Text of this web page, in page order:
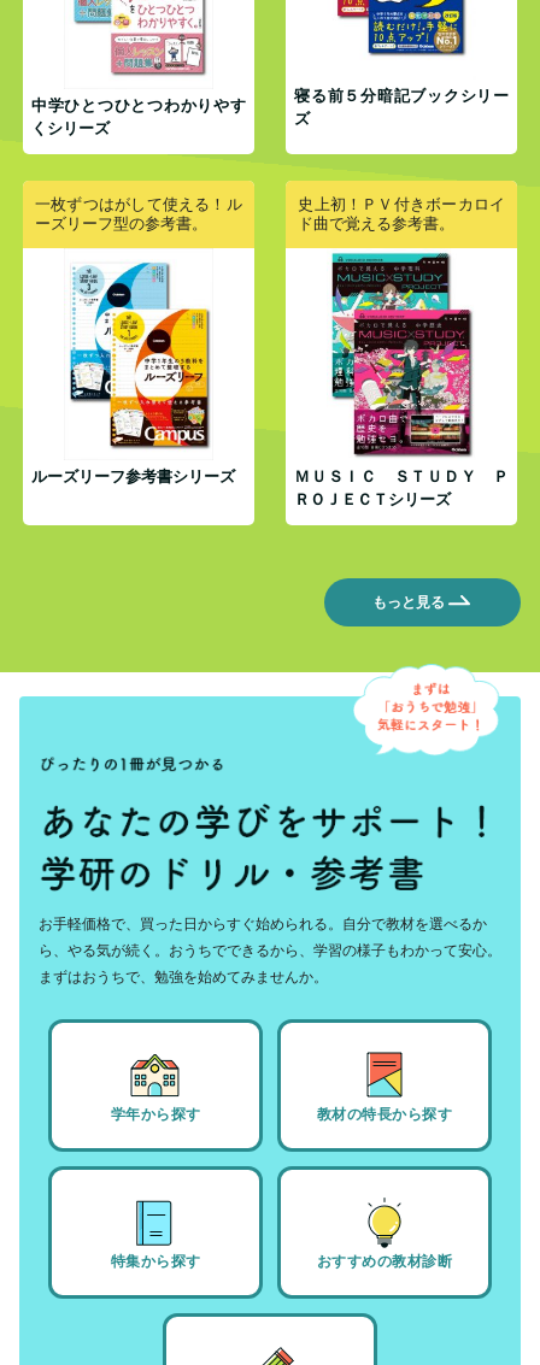
中学ひとつひとつわかりやす
くシリーズ
寝る前５分暗記ブックシリー
ズ
一枚ずつはがして使える！ル
ーズリーフ型の参考書。
ルーズリーフ参考書シリーズ
史上初！ＰＶ付きボーカロイ
ド曲で覚える参考書。
ＭＵＳＩＣ ＳＴＵＤＹ Ｐ
ＲＯＪＥＣＴシリーズ
もっと見る
お手軽価格で、買った日からすぐ始められる。自分で教材を選べるか
ら、やる気が続く。おうちでできるから、学習の様子もわかって安心。
まずはおうちで、勉強を始めてみませんか。
学年から探す 教材の特長から探す
特集から探す おすすめの教材診断